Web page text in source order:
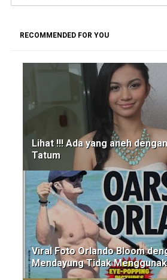
RECOMMENDED FOR YOU
Lihat !!! Ada yang aneh
Tatum
Viral Foto Orlando Bloom
Mendayung Tidak